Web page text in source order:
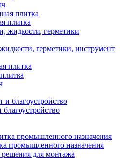
плитка
герметики, инструмент
промышленного назначения